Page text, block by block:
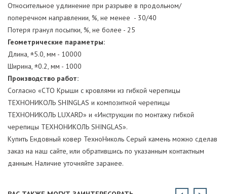
Относительное удлинение при разрыве в продольном/
поперечном направлении, %, не менее - 30/40
Потеря гранул посыпки, %, не более - 25
Геометрические параметры:
Длина, ±5.0, мм - 10000
Ширина, ±0.2, мм - 1000
Производство работ:
Согласно «СТО Крыши с кровлями из гибкой черепицы
ТЕХНОНИКОЛЬ SHINGLAS и композитной черепицы
ТЕХНОНИКОЛЬ LUXARD» и «Инструкции по монтажу гибкой
черепицы ТЕХНОНИКОЛЬ SHINGLAS».
Купить Ендовный ковер ТехноНиколь Серый камень можно сделав
заказ на наш сайте, или обратившись по указанным контактным
данным. Наличие уточняйте заранее.